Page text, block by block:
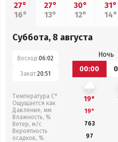
27°
16°
27°
13°
30°
12°
31°
14°
Суббота, 8 августа
Восход:06:02
Закат:20:51
Температура С°
Ощущается как
Давление, мм
Влажность, %
Ветер, м/с
Вероятность
осадков, %
Ночь
00:00
19°
19°
763
97